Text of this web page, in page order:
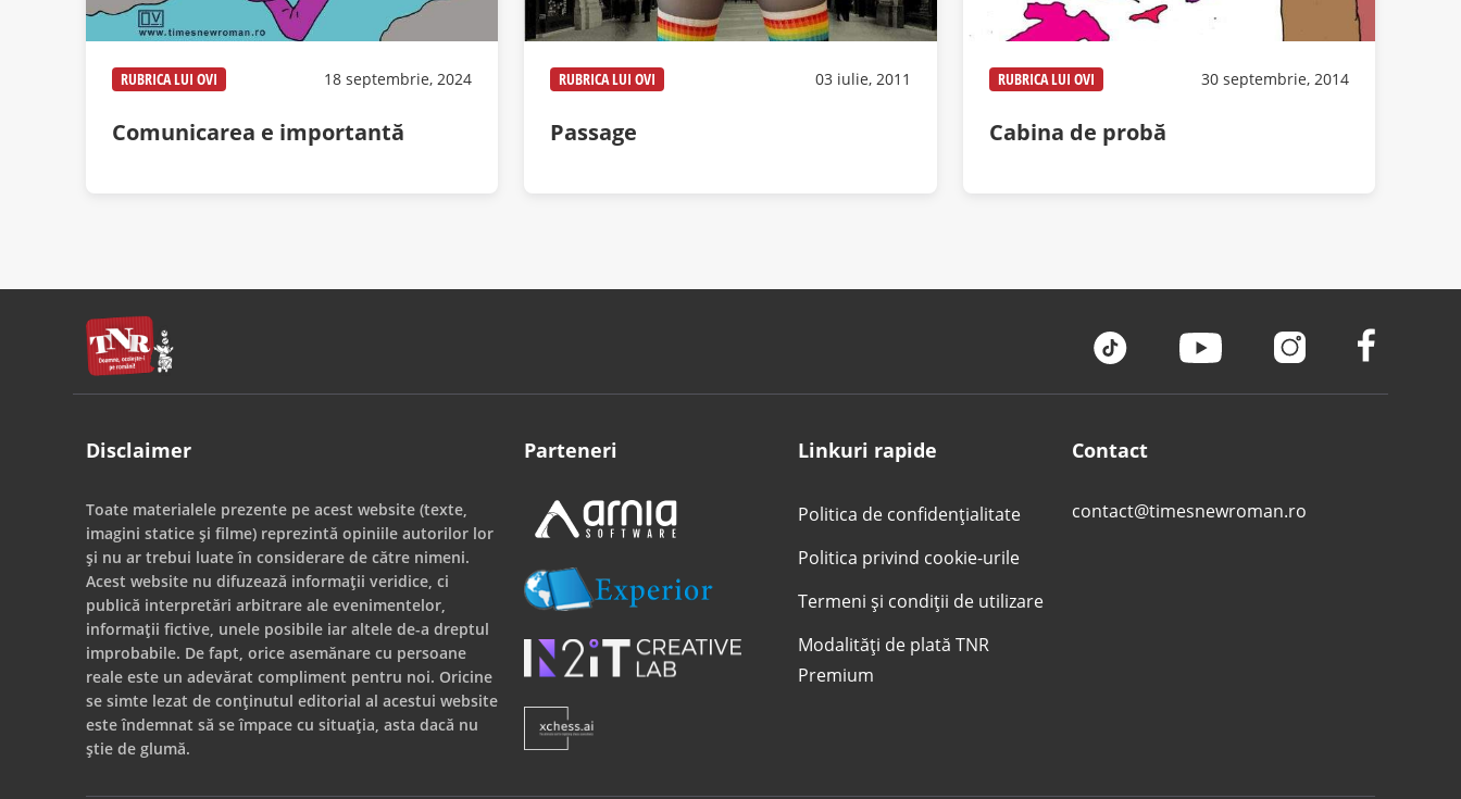
RUBRICA LUI OVI 18 septembrie, 2024
Comunicarea e importantă
RUBRICA LUI OVI 03 iulie, 2011
Passage
RUBRICA LUI OVI 30 septembrie, 2014
Cabina de probă
Disclaimer
Toate materialele prezente pe acest website (texte,
imagini statice și filme) reprezintă opiniile autorilor lor
și nu ar trebui luate în considerare de către nimeni.
Acest website nu difuzează informații veridice, ci
publică interpretări arbitrare ale evenimentelor,
informații fictive, unele posibile iar altele de-a dreptul
improbabile. De fapt, orice asemănare cu persoane
reale este un adevărat compliment pentru noi. Oricine
se simte lezat de conținutul editorial al acestui website
este îndemnat să se împace cu situația, asta dacă nu
știe de glumă.
Parteneri Linkuri rapide
Politica de confidențialitate
Politica privind cookie-urile
Termeni și condiții de utilizare
Modalități de plată TNR
Premium
Contact
contact@timesnewroman.ro